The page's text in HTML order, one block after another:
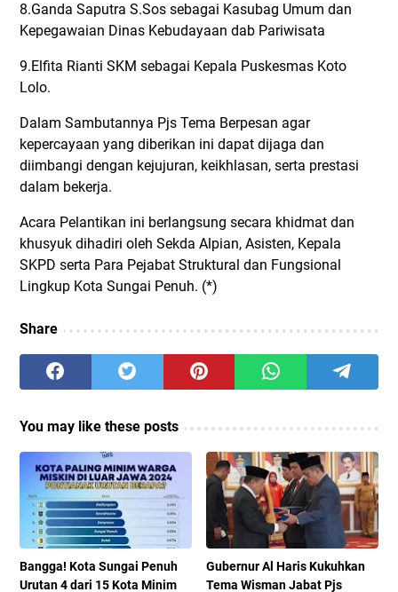
8.Ganda Saputra S.Sos sebagai Kasubag Umum dan
Kepegawaian Dinas Kebudayaan dab Pariwisata
9.Elfita Rianti SKM sebagai Kepala Puskesmas Koto
Lolo.
Dalam Sambutannya Pjs Tema Berpesan agar
kepercayaan yang diberikan ini dapat dijaga dan
diimbangi dengan kejujuran, keikhlasan, serta prestasi
dalam bekerja.
Acara Pelantikan ini berlangsung secara khidmat dan
khusyuk dihadiri oleh Sekda Alpian, Asisten, Kepala
SKPD serta Para Pejabat Struktural dan Fungsional
Lingkup Kota Sungai Penuh. (*)
Share
You may like these posts
Bangga! Kota Sungai Penuh
Urutan 4 dari 15 Kota Minim
Gubernur Al Haris Kukuhkan
Tema Wisman Jabat Pjs